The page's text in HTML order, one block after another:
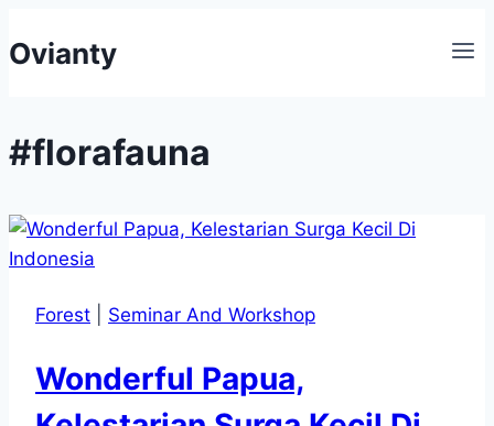
to
Ovianty
#florafauna
Forest Seminar And Workshop
Wonderful Papua,